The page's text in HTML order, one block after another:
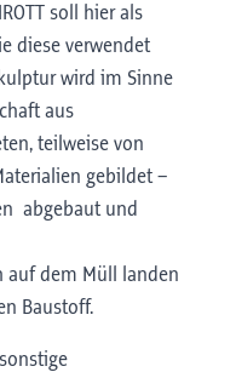
soll hier als
diese verwendet
wird im Sinne
aus
teilweise von
gebildet –
abgebaut und
auf dem Müll landen
Baustoff.